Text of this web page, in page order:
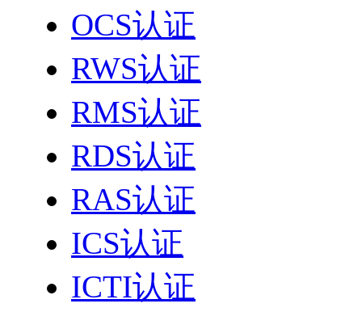
OCS认证
RWS认证
RMS认证
RDS认证
RAS认证
ICS认证
ICTI认证